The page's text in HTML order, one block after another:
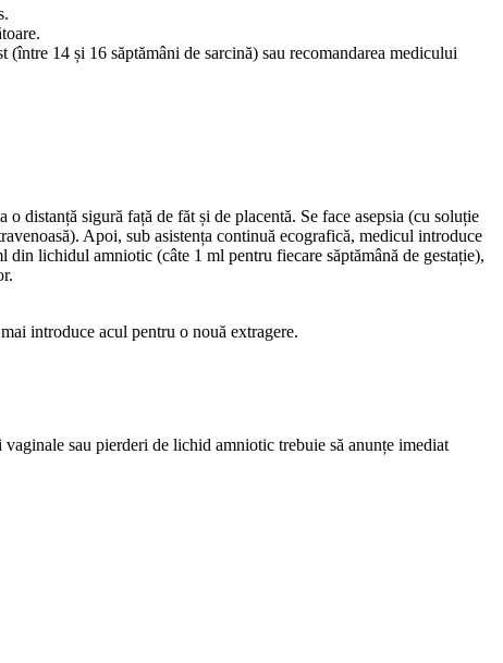
14 și 16 săptămâni de sarcină) sau recomandarea medicului
distanță sigură față de făt și de placentă. Se face asepsia (cu soluție
Apoi, sub asistența continuă ecografică, medicul introduce
lichidul amniotic (câte 1 ml pentru fiecare săptămână de gestație),
introduce acul pentru o nouă extragere.
sau pierderi de lichid amniotic trebuie să anunțe imediat